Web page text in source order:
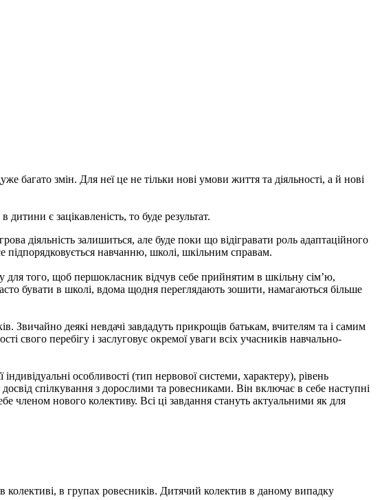
багато змін. Для неї це не тільки нові умови життя та діяльності, а й нові
є зацікавленість, то буде результат.
діяльність залишиться, але буде поки що відігравати роль адаптаційного
навчанню, школі, шкільним справам.
того, щоб першокласник відчув себе прийнятим в шкільну сім’ю,
бувати в школі, вдома щодня переглядають зошити, намагаються більше
Звичайно деякі невдачі завдадуть прикрощів батькам, вчителям та і самим
свого перебігу і заслуговує окремої уваги всіх учасників навчально-
особливості (тип нервової системи, характеру), рівень
спілкування з дорослими та ровесниками. Він включає в себе наступні
членом нового колективу. Всі ці завдання стануть актуальними як для
в групах ровесників. Дитячий колектив в даному випадку